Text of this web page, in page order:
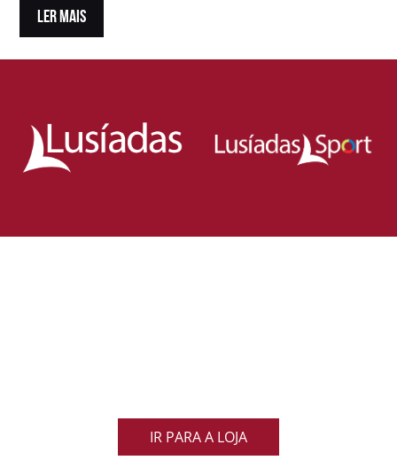
LER MAIS
IR PARA A LOJA